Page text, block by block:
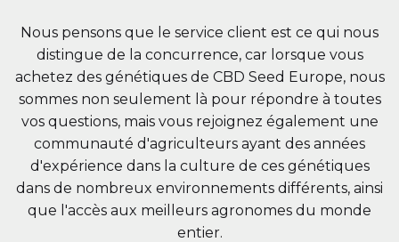
Nous pensons que le service client est ce qui nous
distingue de la concurrence, car lorsque vous
achetez des génétiques de CBD Seed Europe, nous
sommes non seulement là pour répondre à toutes
vos questions, mais vous rejoignez également une
communauté d'agriculteurs ayant des années
d'expérience dans la culture de ces génétiques
dans de nombreux environnements différents, ainsi
que l'accès aux meilleurs agronomes du monde
entier.